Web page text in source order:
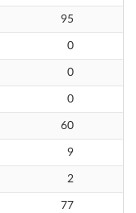
95
0
0
0
60
9
2
77